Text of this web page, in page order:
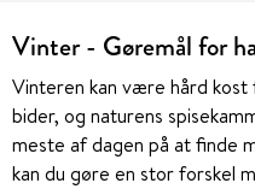
Vinter - Gøremål for
Vinteren kan være hård kost
bider, og naturens
meste af dagen på at finde
kan du gøre en stor forskel